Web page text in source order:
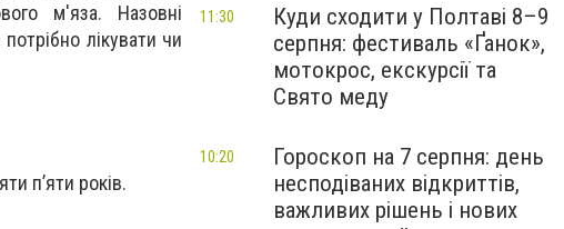
м'яза. Назовні
лікувати чи
п’яти років.
Куди сходити у Полтаві 8–9
серпня: фестиваль «Ґанок»,
мотокрос, екскурсії та
Свято меду
11:30
Гороскоп на 7 серпня: день
несподіваних відкриттів,
важливих рішень і нових
10:20